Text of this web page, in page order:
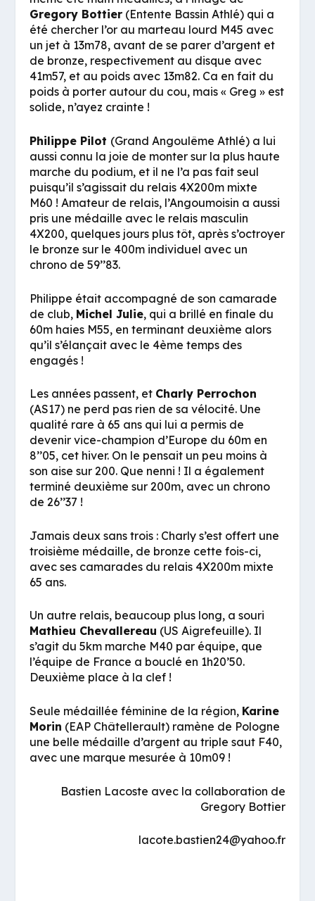
Gregory Bottier (Entente Bassin Athlé) qui a
été chercher l’or au marteau lourd M45 avec
un jet à 13m78, avant de se parer d’argent et
de bronze, respectivement au disque avec
41m57, et au poids avec 13m82. Ca en fait du
poids à porter autour du cou, mais « Greg » est
solide, n’ayez crainte !
Philippe Pilot (Grand Angoulême Athlé) a lui
aussi connu la joie de monter sur la plus haute
marche du podium, et il ne l’a pas fait seul
puisqu’il s’agissait du relais 4X200m mixte
M60 ! Amateur de relais, l’Angoumoisin a aussi
pris une médaille avec le relais masculin
4X200, quelques jours plus tôt, après s’octroyer
le bronze sur le 400m individuel avec un
chrono de 59’’83.
Philippe était accompagné de son camarade
de club, Michel Julie, qui a brillé en finale du
60m haies M55, en terminant deuxième alors
qu’il s’élançait avec le 4ème temps des
engagés !
Les années passent, et Charly Perrochon
(AS17) ne perd pas rien de sa vélocité. Une
qualité rare à 65 ans qui lui a permis de
devenir vice-champion d’Europe du 60m en
8’’05, cet hiver. On le pensait un peu moins à
son aise sur 200. Que nenni ! Il a également
terminé deuxième sur 200m, avec un chrono
de 26’’37 !
Jamais deux sans trois : Charly s’est offert une
troisième médaille, de bronze cette fois-ci,
avec ses camarades du relais 4X200m mixte
65 ans.
Un autre relais, beaucoup plus long, a souri
Mathieu Chevallereau (US Aigrefeuille). Il
s’agit du 5km marche M40 par équipe, que
l’équipe de France a bouclé en 1h20’50.
Deuxième place à la clef !
Seule médaillée féminine de la région, Karine
Morin (EAP Châtellerault) ramène de Pologne
une belle médaille d’argent au triple saut F40,
avec une marque mesurée à 10m09 !
Bastien Lacoste avec la collaboration de
Gregory Bottier
lacote.bastien24@yahoo.fr